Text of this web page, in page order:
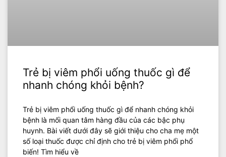
Trẻ bị viêm phổi uống thuốc gì để
nhanh chóng khỏi bệnh?
Trẻ bị viêm phổi uống thuốc gì để nhanh chóng khỏi
bệnh là mối quan tâm hàng đầu của các bậc phụ
huynh. Bài viết dưới đây sẽ giới thiệu cho cha mẹ một
số loại thuốc được chỉ định cho trẻ bị viêm phổi phổ
biến! Tìm hiểu về